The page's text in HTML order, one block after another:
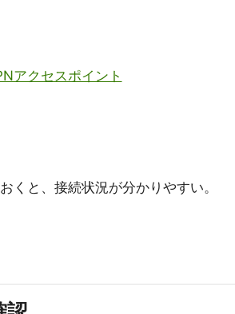
アクセスポイント
くと、接続状況が分かりやすい。